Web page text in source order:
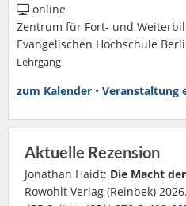
online
Zentrum für Fort- und
Evangelischen Hochschule
Lehrgang
zum Kalender • Veranstaltung
Aktuelle Rezension
Jonathan Haidt: Die Macht
Rowohlt Verlag (Reinbek) 2026.